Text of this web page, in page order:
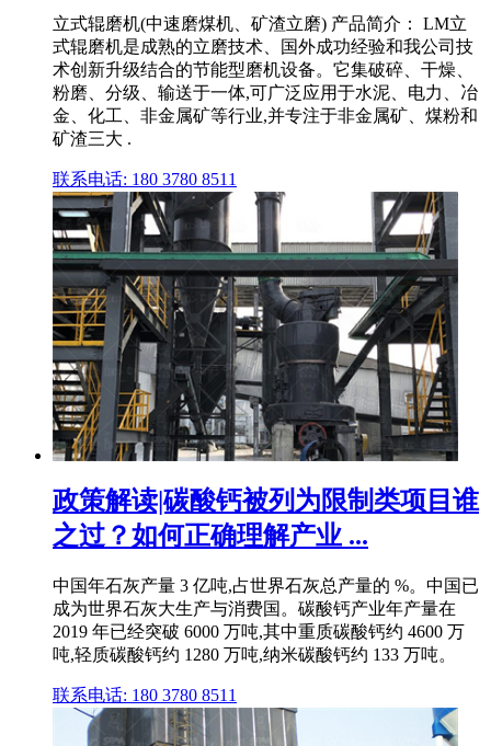
立式辊磨机(中速磨煤机、矿渣立磨) 产品简介： LM立
式辊磨机是成熟的立磨技术、国外成功经验和我公司技
术创新升级结合的节能型磨机设备。它集破碎、干燥、
粉磨、分级、输送于一体,可广泛应用于水泥、电力、冶
金、化工、非金属矿等行业,并专注于非金属矿、煤粉和
矿渣三大 .
联系电话: 180 3780 8511
政策解读|碳酸钙被列为限制类项目谁
之过？如何正确理解产业 ...
中国年石灰产量 3 亿吨,占世界石灰总产量的 %。中国已
成为世界石灰大生产与消费国。碳酸钙产业年产量在
2019 年已经突破 6000 万吨,其中重质碳酸钙约 4600 万
吨,轻质碳酸钙约 1280 万吨,纳米碳酸钙约 133 万吨。
联系电话: 180 3780 8511